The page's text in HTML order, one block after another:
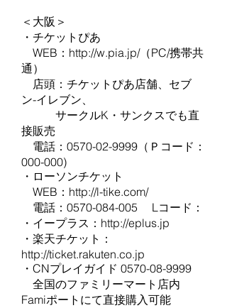
＜大阪＞
・チケットぴあ
WEB：http://w.pia.jp/（PC/携帯共
通）
店頭：チケットぴあ店舗、セブ
ン-イレブン、
サークルK・サンクスでも直
接販売
電話：0570-02-9999（Ｐコード：
000-000)
・ローソンチケット
WEB： http://l-tike.com/
電話：0570-084-005 Lコード：
・イープラス： http://eplus.jp
・楽天チケット：
http://ticket.rakuten.co.jp
・CNプレイガイド 0570-08-9999
全国のファミリーマート店内
Famiポートにて直接購入可能